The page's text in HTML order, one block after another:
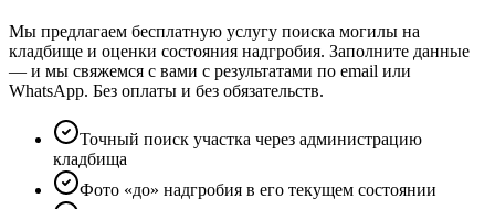
Мы предлагаем бесплатную услугу поиска могилы на
кладбище и оценки состояния надгробия. Заполните данные
— и мы свяжемся с вами с результатами по email или
WhatsApp. Без оплаты и без обязательств.
Точный поиск участка через администрацию
кладбища
Фото «до» надгробия в его текущем состоянии